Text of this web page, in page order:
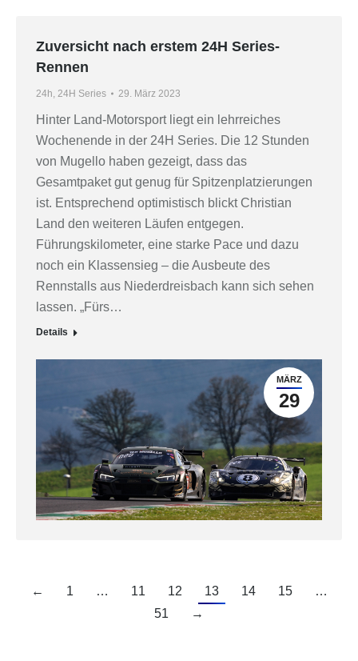
Zuversicht nach erstem 24H Series-
Rennen
24h 24H Series 29. März 2023
Hinter Land-Motorsport liegt ein lehrreiches
Wochenende in der 24H Series. Die 12 Stunden
von Mugello haben gezeigt, dass das
Gesamtpaket gut genug für Spitzenplatzierungen
ist. Entsprechend optimistisch blickt Christian
Land den weiteren Läufen entgegen.
Führungskilometer, eine starke Pace und dazu
noch ein Klassensieg – die Ausbeute des
Rennstalls aus Niederdreisbach kann sich sehen
lassen. „Fürs…
Details
MÄRZ
29
← 1 … 11 12 13 14 15
…
51
→